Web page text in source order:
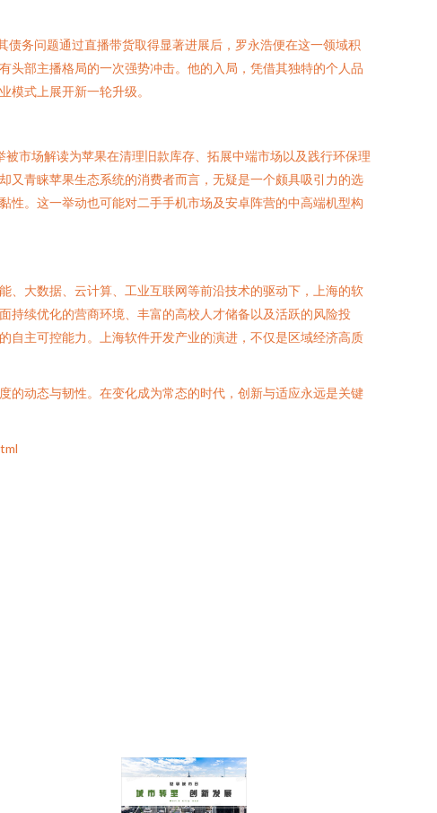
务问题通过直播带货取得显著进展后，罗永浩便在这一领域积
头部主播格局的一次强势冲击。他的入局，凭借其独特的个人品
式上展开新一轮升级。
市场解读为苹果在清理旧款库存、拓展中端市场以及践行环保理
又青睐苹果生态系统的消费者而言，无疑是一个颇具吸引力的选
性。这一举动也可能对二手手机市场及安卓阵营的中高端机型构
、大数据、云计算、工业互联网等前沿技术的驱动下，上海的软
持续优化的营商环境、丰富的高校人才储备以及活跃的风险投
自主可控能力。上海软件开发产业的演进，不仅是区域经济高质
的动态与韧性。在变化成为常态的时代，创新与适应永远是关键